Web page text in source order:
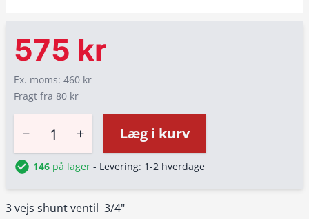
3 vejs shunt ventil 3/4"
575 kr
Ex. moms: 460 kr
Fragt fra 80 kr
− + Læg i kurv
146 på lager - Levering: 1-2 hverdage